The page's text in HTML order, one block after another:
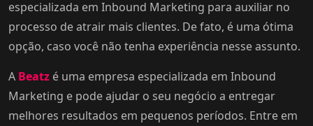
especializada em Inbound Marketing para auxiliar no
processo de atrair mais clientes. De fato, é uma ótima
opção, caso você não tenha experiência nesse assunto.
A Beatz é uma empresa especializada em Inbound
Marketing e pode ajudar o seu negócio a entregar
melhores resultados em pequenos períodos. Entre em